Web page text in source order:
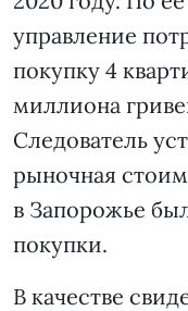
управление
покупку 4
миллиона
Следователь
рыночная
в Запорожье
покупки.
В качестве